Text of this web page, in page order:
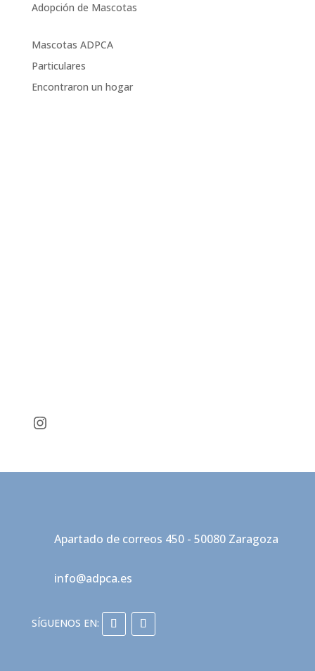
Adopción de Mascotas
Mascotas ADPCA
Particulares
Encontraron un hogar
Instagram
Apartado de correos 450 - 50080 Zaragoza
info@adpca.es